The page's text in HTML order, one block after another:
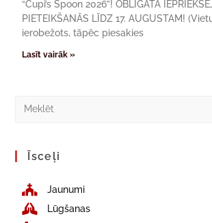
“Cupi’s Spoon 2026”! OBLIGĀTA
PIETEIKŠANĀS LĪDZ 17. AUGUSTAM!
ierobežots, tāpēc piesakies
Lasīt vairāk »
Īsceļi
Jaunumi
Lūgšanas